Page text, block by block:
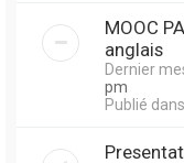
MOOC
anglais
Dernier
pm
Publié dans